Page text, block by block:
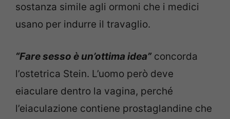
sostanza simile agli ormoni che i medici
usano per indurre il travaglio.
“Fare sesso è un’ottima idea” concorda
l’ostetrica Stein. L’uomo però deve
eiaculare dentro la vagina, perché
l’eiaculazione contiene prostaglandine che